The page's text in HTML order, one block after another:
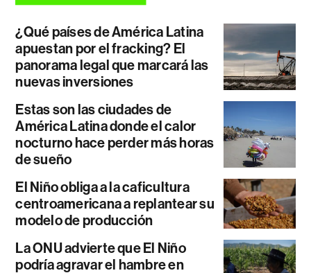
¿Qué países de América Latina
apuestan por el fracking? El
panorama legal que marcará las
nuevas inversiones
Estas son las ciudades de
América Latina donde el calor
nocturno hace perder más horas
de sueño
El Niño obliga a la caficultura
centroamericana a replantear su
modelo de producción
La ONU advierte que El Niño
podría agravar el hambre en